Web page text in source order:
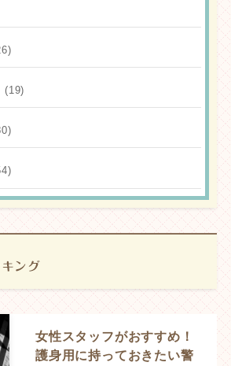
(19)
女性スタッフがおすすめ！
護身用に持っておきたい警